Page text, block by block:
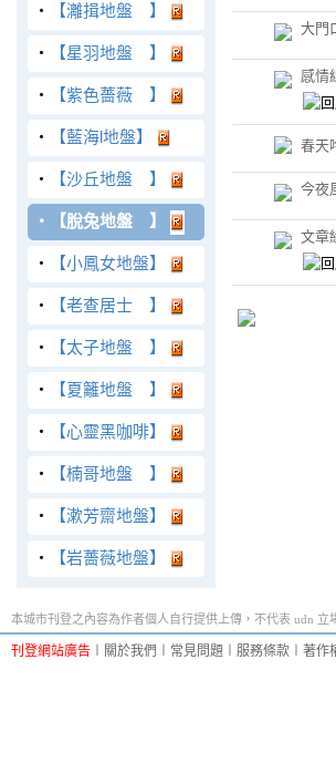
‧ 【灕揖地盤 】
‧ 【星羽地盤 】
‧ 【紫色薔薇 】
‧ 【藍海l地盤】
‧ 【沙丘地盤 】
‧ 【脫兔地盤 】
‧ 【小鳳女地盤】
‧ 【老查居士 】
‧ 【太子地盤 】
‧ 【夏籬地盤 】
‧ 【心靈黑咖啡】
‧ 【楠哥地盤 】
‧ 【漱芳齋地盤】
‧ 【岩薔薇地盤】
大門
感情
春天
今夜
文章
本城市刊登之內容為作者個人自行提供上傳，不代表 udn 立
刊登網站廣告 關於我們 常見問題 服務條款 著作